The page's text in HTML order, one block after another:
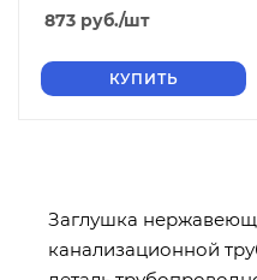
нержавеющая
873 руб./шт
КУПИТЬ
Заглушка
канализационной